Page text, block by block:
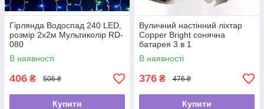
Гірлянда Водоспад 240 LED,
розмір 2х2м Мультиколір RD-
080
В наявності
406 ₴ 506 ₴
Купити
Вуличний настінний ліхтар
Copper Bright сонячна
батарея 3 в 1
В наявності
376 ₴ 476 ₴
Купити